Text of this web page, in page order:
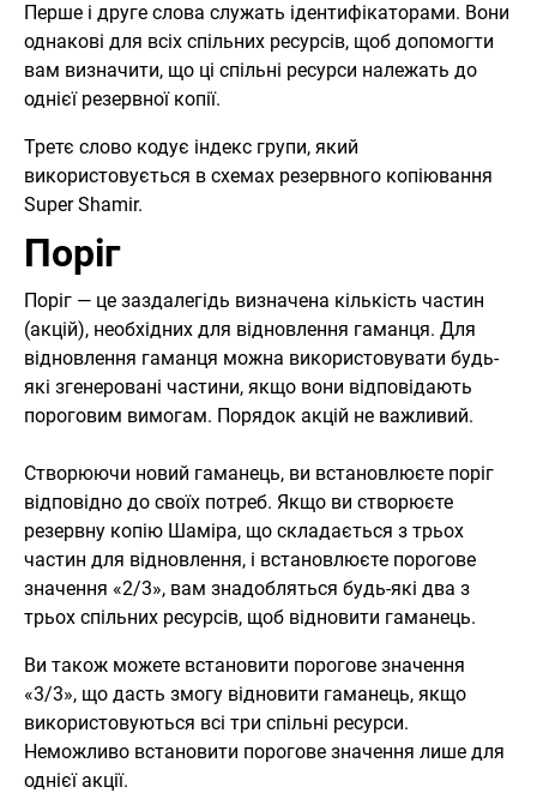
Перше і друге слова служать ідентифікаторами. Вони
однакові для всіх спільних ресурсів, щоб допомогти
вам визначити, що ці спільні ресурси належать до
однієї резервної копії.
Третє слово кодує індекс групи, який
використовується в схемах резервного копіювання
Super Shamir.
Поріг
Поріг — це заздалегідь визначена кількість частин
(акцій), необхідних для відновлення гаманця. Для
відновлення гаманця можна використовувати будь-
які згенеровані частини, якщо вони відповідають
пороговим вимогам. Порядок акцій не важливий.
Створюючи новий гаманець, ви встановлюєте поріг
відповідно до своїх потреб. Якщо ви створюєте
резервну копію Шаміра, що складається з трьох
частин для відновлення, і встановлюєте порогове
значення «2/3», вам знадобляться будь-які два з
трьох спільних ресурсів, щоб відновити гаманець.
Ви також можете встановити порогове значення
«3/3», що дасть змогу відновити гаманець, якщо
використовуються всі три спільні ресурси.
Неможливо встановити порогове значення лише для
однієї акції.